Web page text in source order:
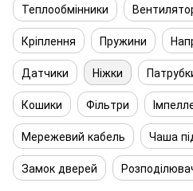
Теплообмінники
Кріплення
Пружини
Датчики
Ніжки
Кошики
Фільтри
Мережевий кабель
Чаша
Замок дверей